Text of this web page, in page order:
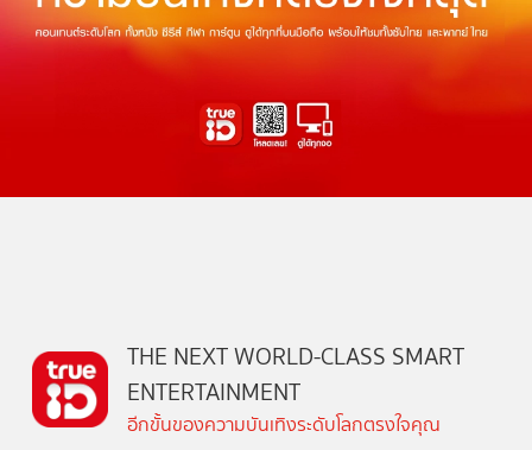
THE NEXT WORLD-CLASS SMART
ENTERTAINMENT
อีกขั้นของความบันเทิงระดับโลกตรงใจคุณ